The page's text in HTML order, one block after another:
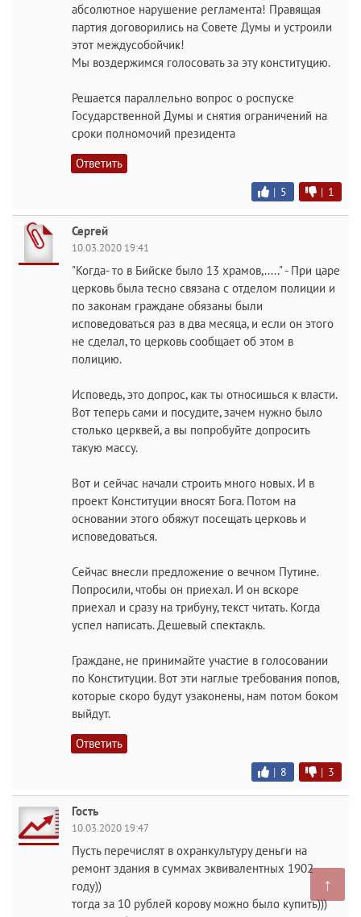
абсолютное нарушение регламента! Правящая
партия договорились на Совете Думы и устроили
этот междусобойчик!
Мы воздержимся голосовать за эту конституцию.
Решается параллельно вопрос о роспуске
Государственной Думы и снятия ограничений на
сроки полномочий президента
Ответить
| 5 | 1
Сергей
10.03.2020 19:41
"Когда- то в Бийске было 13 храмов,....." - При царе
церковь была тесно связана с отделом полиции и
по законам граждане обязаны были
исповедоваться раз в два месяца, и если он этого
не сделал, то церковь сообщает об этом в
полицию.
Исповедь, это допрос, как ты относишься к власти.
Вот теперь сами и посудите, зачем нужно было
столько церквей, а вы попробуйте допросить
такую массу.
Вот и сейчас начали строить много новых. И в
проект Конституции вносят Бога. Потом на
основании этого обяжут посещать церковь и
исповедоваться.
Сейчас внесли предложение о вечном Путине.
Попросили, чтобы он приехал. И он вскоре
приехал и сразу на трибуну, текст читать. Когда
успел написать. Дешевый спектакль.
Граждане, не принимайте участие в голосовании
по Конституции. Вот эти наглые требования попов,
которые скоро будут узаконены, нам потом боком
выйдут.
Ответить
| 8 | 3
Гость
10.03.2020 19:47
Пусть перечислят в охранкультуру деньги на
ремонт здания в суммах эквивалентных 1902
году))
тогда за 10 рублей корову можно было купить)))
↑